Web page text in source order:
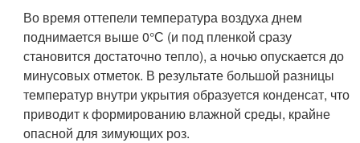
Во время оттепели температура воздуха днем
поднимается выше 0°С (и под пленкой сразу
становится достаточно тепло), а ночью опускается до
минусовых отметок. В результате большой разницы
температур внутри укрытия образуется конденсат, что
приводит к формированию влажной среды, крайне
опасной для зимующих роз.